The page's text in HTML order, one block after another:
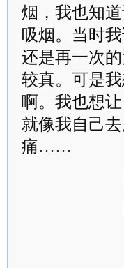
烟，我也知
吸烟。当时
还是再一次
较真。可是
啊。我也想
就像我自己
痛……